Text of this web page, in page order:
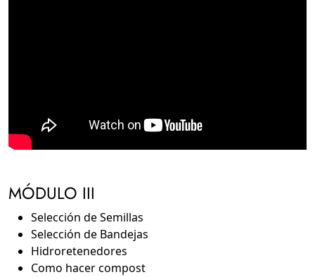
MÓDULO III
Selección de Semillas
Selección de Bandejas
Hidroretenedores
Como hacer compost